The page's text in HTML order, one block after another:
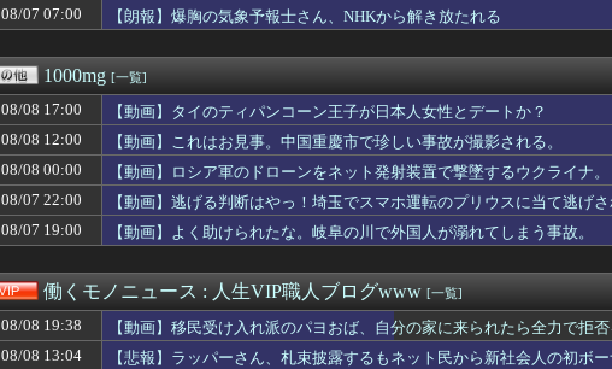
【日向坂46】THE 鬼タイジ、おひさま阿鼻叫喚の展開に・・・【金村美玖・髙橋...
【海外の反応】オリオールズファン、子供たちにラッチマンの名前を付けたのに移籍
ラジコンのキングタイガーでスズメバチの巣に突撃「ハチからしたら突然ドイツ戦車
処女を1から調教した結果ｗｗｗｗｗ
【AI】8割がGemini利用、ChatGPTは68% AI利用調査
【後編】友人から俺の嫁と子が不審な男と歩いてると聞いた俺。単身赴任先から興信
【地震】東京練馬区で震度2、千葉や神奈川でも揺れ…お前ら気付いた？
【画像】女子野球部員『星よつは』とかいうガチで可愛すぎるJKwww
【画像】熊本「はーい、被災者の人はこの、『ドラゴンボールの家』みたいな奴の中
【画像】Iカップ巨乳恵体女さん、エチエチすぎるｗｗｗwｗｗｗｗｗｗｗｗ❤
【画像】サイバーコネクトツーの松山氏、JUMP公式にブロックされる・・・
【国連終了危機】国連事務総長が資金難を警告→未払い額を見た世界3位負担の日本
【ソロライブ】ローレン・イロアスの魂が震える！1st LIVE “FACE”無...
元同僚の結婚式が来月でギリギリ緊急事態宣言中。緊急事態宣言中に決行して遠方の
中居正広、熊本地震直後に現地炊き出しに参加していた
ロシア外務省報道官、平和宣言を非難「広島市長は『偽りの呪文』を繰り返している
08/07 07:00
【朗報】爆胸の気象予報士さん、NHKから解き放たれる
1000mg [一覧]
08/08 17:00
【動画】タイのティパンコーン王子が日本人女性とデートか？
08/08 12:00
【動画】これはお見事。中国重慶市で珍しい事故が撮影される。
08/08 00:00
【動画】ロシア軍のドローンをネット発射装置で撃墜するウクライナ。
08/07 22:00
【動画】逃げる判断はやっ！埼玉でスマホ運転のプリウスに当て逃げさ
08/07 19:00
【動画】よく助けられたな。岐阜の川で外国人が溺れてしまう事故。
働くモノニュース : 人生VIP職人ブログwww [一覧]
08/08 19:38
【動画】移民受け入れ派のパヨおば、自分の家に来られたら全力で拒
08/08 13:04
【悲報】ラッパーさん、札束披露するもネット民から新社会人の初ボ